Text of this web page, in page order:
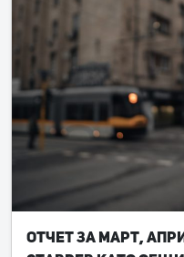
Отчет за март,